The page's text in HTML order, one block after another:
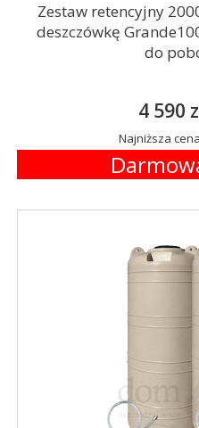
Zestaw retencyjny
deszczówkę
do
4 590
Najniższa